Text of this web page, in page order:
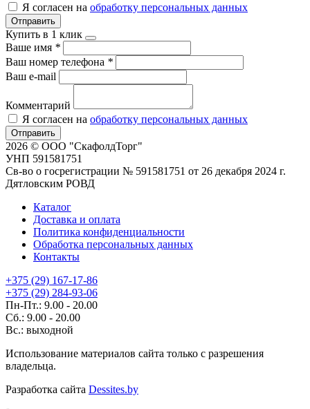
Я согласен на обработку персональных данных
Отправить
Купить в 1 клик
Ваше имя *
Ваш номер телефона *
Ваш e-mail
Комментарий
Я согласен на обработку персональных данных
Отправить
2026 © ООО "СкафолдТорг"
УНП 591581751
Св-во о госрегистрации № 591581751 от 26 декабря 2024 г.
Дятловским РОВД
Каталог
Доставка и оплата
Политика конфиденциальности
Обработка персональных данных
Контакты
+375 (29) 167-17-86
+375 (29) 284-93-06
Пн-Пт.: 9.00 - 20.00
Сб.: 9.00 - 20.00
Вс.: выходной
Использование материалов сайта только с разрешения
владельца.
Разработка сайта Dessites.by